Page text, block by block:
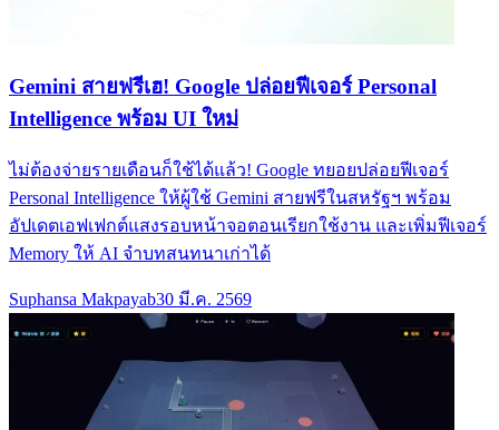
Gemini สายฟรีเฮ! Google ปล่อยฟีเจอร์ Personal
Intelligence พร้อม UI ใหม่
ไม่ต้องจ่ายรายเดือนก็ใช้ได้แล้ว! Google ทยอยปล่อยฟีเจอร์
Personal Intelligence ให้ผู้ใช้ Gemini สายฟรีในสหรัฐฯ พร้อม
อัปเดตเอฟเฟกต์แสงรอบหน้าจอตอนเรียกใช้งาน และเพิ่มฟีเจอร์
Memory ให้ AI จำบทสนทนาเก่าได้
Suphansa Makpayab30 มี.ค. 2569